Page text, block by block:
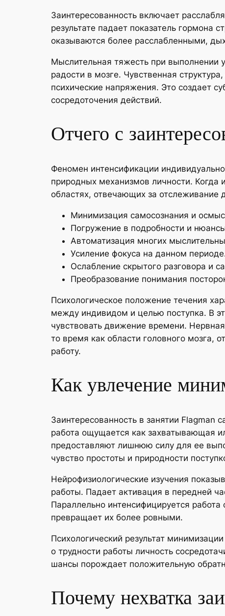
Заинтересованность включает
результате падает показатель гормона
оказываются более расслабленными,
Мыслительная тяжесть при выполнении
радости в мозге. Чувственная
психические напряжения. Это создает
сосредоточения действий.
Отчего с
Феномен интенсификации
природных механизмов личности. Когда
областях, отвечающих за отслеживание
Минимизация самосознания и
Погружение в подробности и
Автоматизация многих
Усиление фокуса на данном
Ослабление скрытого разговора и
Преобразование понимания
Психологическое положение течения
между индивидом и целью поступка. В
чувствовать движение времени.
то время как области головного
работу.
Как увлечение
Заинтересованность в занятии Flagman
работа ощущается как захватывающая
предоставляют лишнюю силу для ее
чувство простоты и природности
Нейрофизиологические изучения
работы. Падает активация в передней
Параллельно интенсифицируется
превращает их более ровными.
Психологический результат
о трудности работы личность
шансы порождает положительную
Почему нехватка